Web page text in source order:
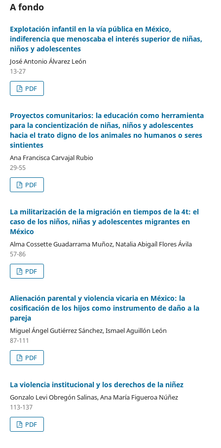
A fondo
Explotación infantil en la vía pública en México,
indiferencia que menoscaba el interés superior de niñas,
niños y adolescentes
José Antonio Álvarez León
13-27
PDF
Proyectos comunitarios: la educación como herramienta
para la concientización de niñas, niños y adolescentes
hacia el trato digno de los animales no humanos o seres
sintientes
Ana Francisca Carvajal Rubio
29-55
PDF
La militarización de la migración en tiempos de la 4t: el
caso de los niños, niñas y adolescentes migrantes en
México
Alma Cossette Guadarrama Muñoz, Natalia Abigaíl Flores Ávila
57-86
PDF
Alienación parental y violencia vicaria en México: la
cosificación de los hijos como instrumento de daño a la
pareja
Miguel Ángel Gutiérrez Sánchez, Ismael Aguillón León
87-111
PDF
La violencia institucional y los derechos de la niñez
Gonzalo Levi Obregón Salinas, Ana María Figueroa Núñez
113-137
PDF